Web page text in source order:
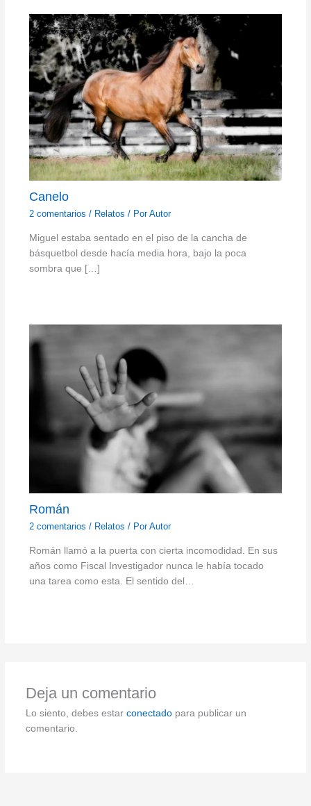
Canelo
2 comentarios / Relatos / PorAutor
Miguel estaba sentado en el piso de la cancha de
básquetbol desde hacía media hora, bajo la poca
sombra que […]
Román
2 comentarios / Relatos / PorAutor
Román llamó a la puerta con cierta incomodidad. En sus
años como Fiscal Investigador nunca le había tocado
una tarea como esta. El sentido del…
Deja un comentario
Lo siento, debes estar conectadopara publicar un
comentario.